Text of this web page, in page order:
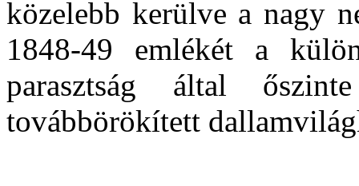
közelebb kerülve a nagy
1848-49 emlékét a
parasztság által
továbbörökített